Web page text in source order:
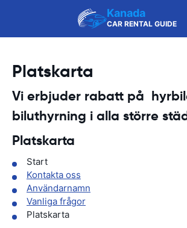
Kanada
CAR RENTAL GUIDE
Platskarta
Vi erbjuder rabatt på
biluthyrning i alla större
Platskarta
Start
Kontakta oss
Användarnamn
Vanliga frågor
Platskarta